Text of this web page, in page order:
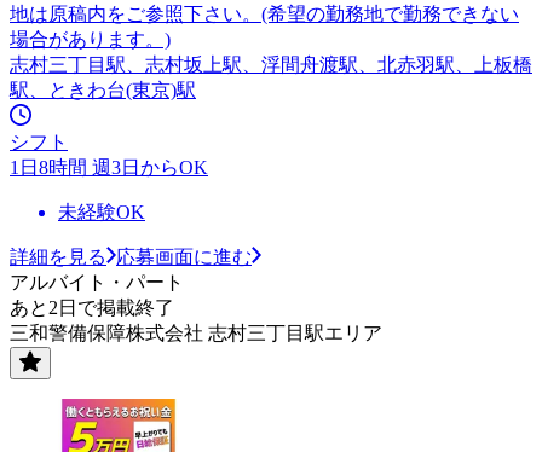
地は原稿内をご参照下さい。(希望の勤務地で勤務できない
場合があります。)
志村三丁目駅、志村坂上駅、浮間舟渡駅、北赤羽駅、上板橋
駅、ときわ台(東京)駅
シフト
1日8時間 週3日からOK
未経験OK
詳細を見る
応募画面に進む
アルバイト・パート
あと2日で掲載終了
三和警備保障株式会社 志村三丁目駅エリア